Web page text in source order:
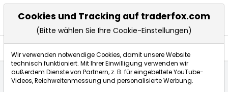
Cookies und Tracking auf traderfox.com
(Bitte wählen Sie Ihre Cookie-Einstellungen)
Wir verwenden notwendige Cookies, damit unsere Website
technisch funktioniert. Mit Ihrer Einwilligung verwenden wir
außerdem Dienste von Partnern, z. B. für eingebettete YouTube-
Videos, Reichweitenmessung und personalisierte Werbung.